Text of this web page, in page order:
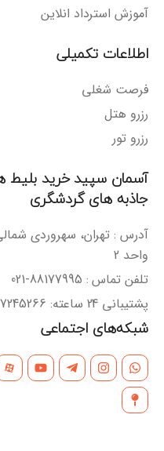
آموزش استرداد انلاین
اطلاعات تکمیلی
فرصت شغلی
رزرو هتل
رزرو تور
آسمان سپید خرید بلیط
جاذبه های گردشگری
واحد 2
تلفن تماس : 88177995-021
پشتیبانی 24 ساعته: 09197245266
شبکه‌های اجتماعی